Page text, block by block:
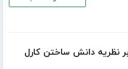
نظریه دانش ساختن کارل